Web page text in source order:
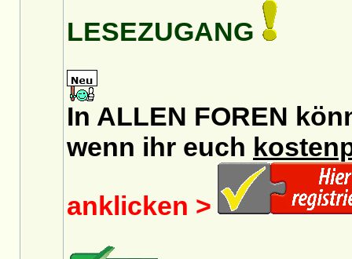
LESEZUGANG
In ALLEN FOREN
wenn ihr euch
anklicken >